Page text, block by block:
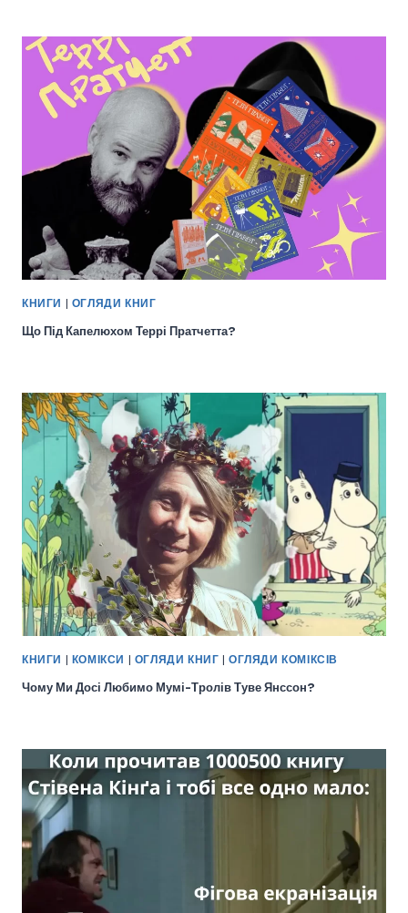
КНИГИ | ОГЛЯДИ КНИГ
Що Під Капелюхом Террі Пратчетта?
КНИГИ | КОМІКСИ | ОГЛЯДИ КНИГ |ОГЛЯДИ КОМІКСІВ
Чому Ми Досі Любимо Мумі-Тролів Туве Янссон?